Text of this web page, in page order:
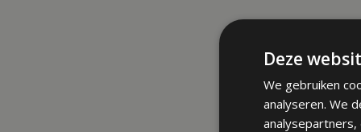
Deze
We gebruiken
analyseren. We